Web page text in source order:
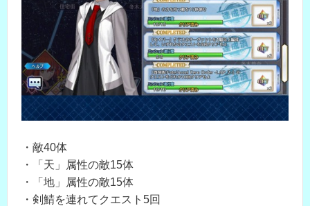
・敵40体
・「天」属性の敵15体
・「地」属性の敵15体
・剣鯖を連れてクエスト5回